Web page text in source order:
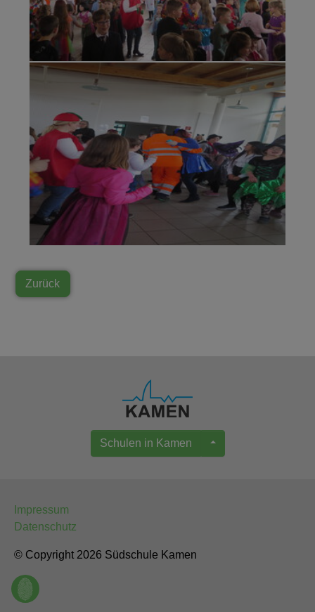
Zurück
Schulen in Kamen
Impressum
Datenschutz
© Copyright 2026 Südschule Kamen